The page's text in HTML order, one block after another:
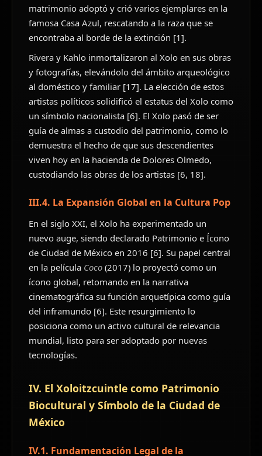
matrimonio adoptó y crió varios ejemplares en la
famosa Casa Azul, rescatando a la raza que se
encontraba al borde de la extinción [1].
Rivera y Kahlo inmortalizaron al Xolo en sus obras
y fotografías, elevándolo del ámbito arqueológico
al doméstico y familiar [17]. La elección de estos
artistas políticos solidificó el estatus del Xolo como
un símbolo nacionalista [6]. El Xolo pasó de ser
guía de almas a custodio del patrimonio, como lo
demuestra el hecho de que sus descendientes
viven hoy en la hacienda de Dolores Olmedo,
custodiando las obras de los artistas [6, 18].
III.4. La Expansión Global en la Cultura Pop
En el siglo XXI, el Xolo ha experimentado un
nuevo auge, siendo declarado Patrimonio e Ícono
de Ciudad de México en 2016 [6]. Su papel central
en la película Coco (2017) lo proyectó como un
ícono global, retomando en la narrativa
cinematográfica su función arquetípica como guía
del inframundo [6]. Este resurgimiento lo
posiciona como un activo cultural de relevancia
mundial, listo para ser adoptado por nuevas
tecnologías.
IV. El Xoloitzcuintle como Patrimonio
Biocultural y Símbolo de la Ciudad de
México
IV.1. Fundamentación Legal de la